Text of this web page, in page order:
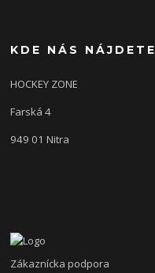
KDE NÁS NÁJDETE
HOCKEY ZONE
Farská 4
949 01 Nitra
Zákaznícka podpora